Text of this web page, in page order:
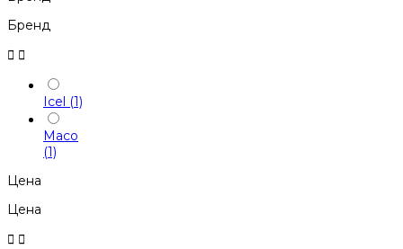
Бренд
 
Icel (1)
Maco
(1)
Цена
Цена
 